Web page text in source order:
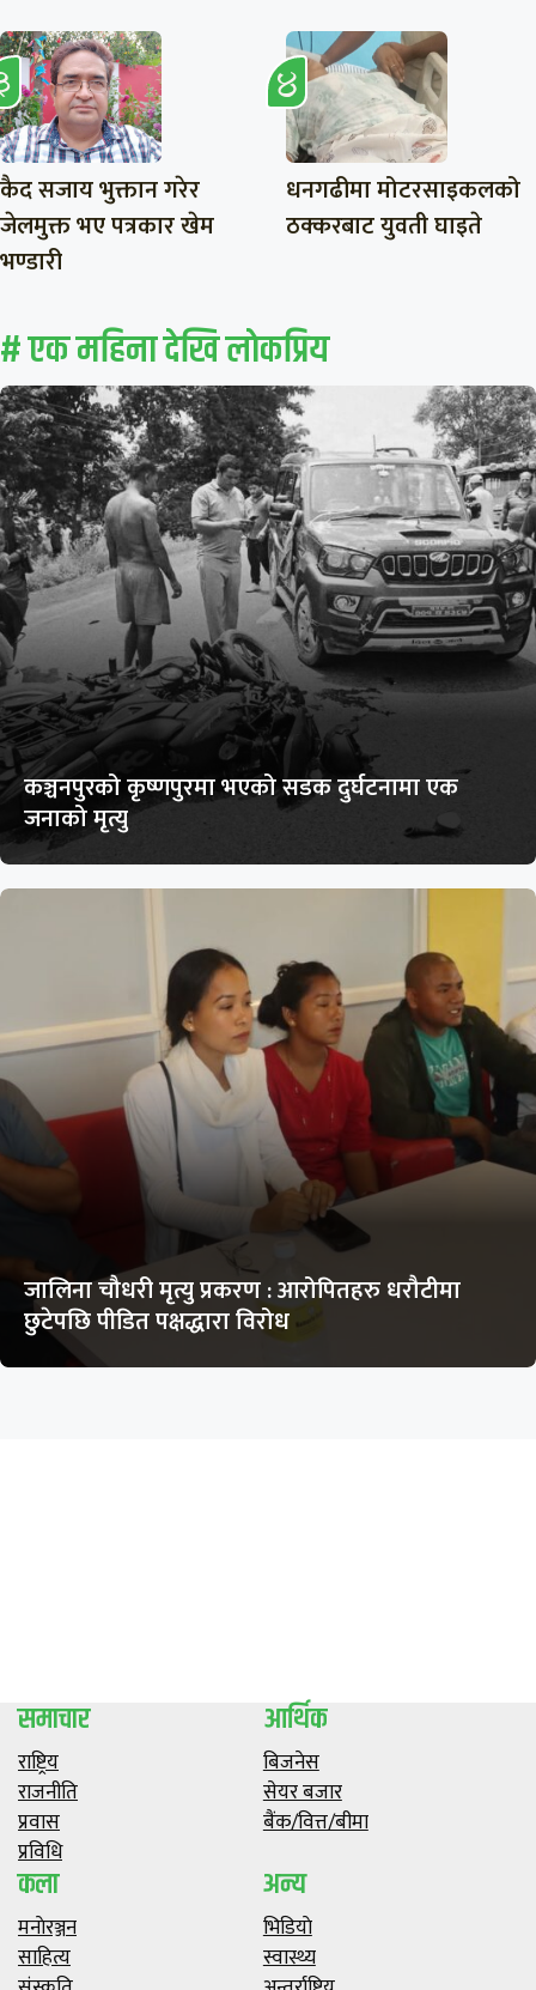
कैद सजाय भुक्तान गरेर
जेलमुक्त भए पत्रकार खेम
भण्डारी
धनगढीमा मोटरसाइकलको
ठक्करबाट युवती घाइते
# एक महिना देखि लाेकप्रिय
कञ्चनपुरको कृष्णपुरमा भएको सडक दुर्घटनामा एक
जनाको मृत्यु
जालिना चौधरी मृत्यु प्रकरण : आरोपितहरु धरौटीमा
छुटेपछि पीडित पक्षद्धारा विरोध
समाचार
राष्ट्रिय
राजनीति
प्रवास
प्रविधि
आर्थिक
बिजनेस
सेयर बजार
बैंक/वित्त/बीमा
कला
मनाेरञ्जन
साहित्य
अन्य
भिडियाे
स्वास्थ्य